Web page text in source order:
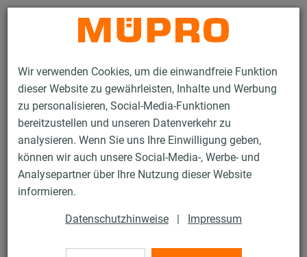
Wir verwenden Cookies, um die einwandfreie Funktion
dieser Website zu gewährleisten, Inhalte und Werbung
zu personalisieren, Social-Media-Funktionen
bereitzustellen und unseren Datenverkehr zu
analysieren. Wenn Sie uns Ihre Einwilligung geben,
können wir auch unsere Social-Media-, Werbe- und
Analysepartner über Ihre Nutzung dieser Website
informieren.
Datenschutzhinweise | Impressum
Kontakt
Produkte Befestigungstechnik Montageteile Sechskantmuttern
50 / 81
Sechskantmuttern